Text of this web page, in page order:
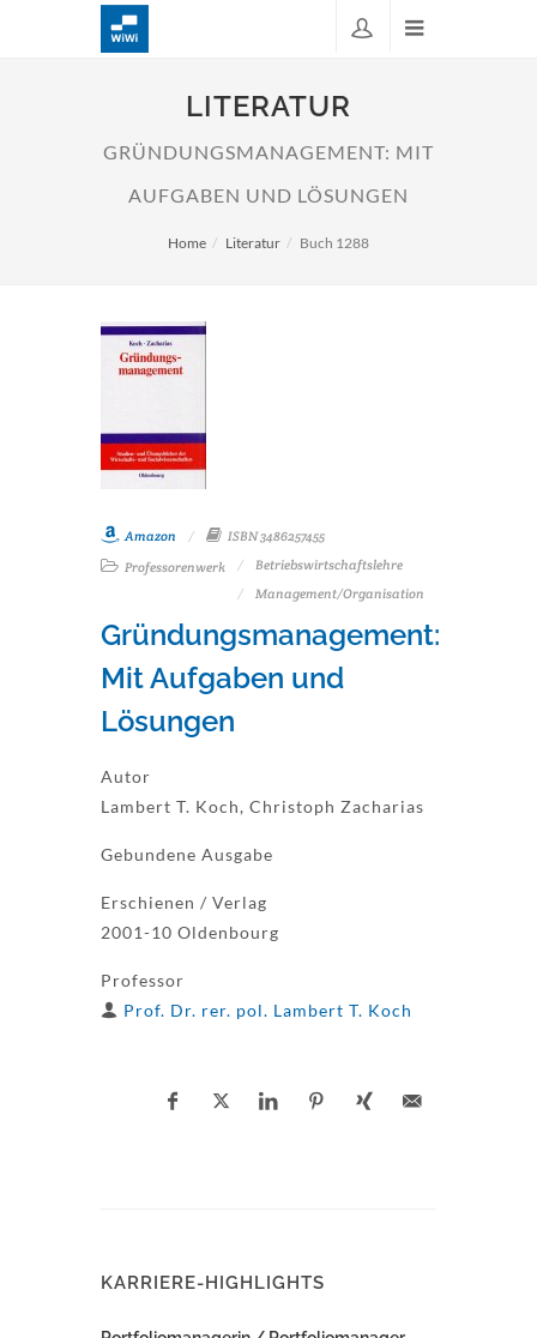
LITERATUR
GRÜNDUNGSMANAGEMENT: MIT
AUFGABEN UND LÖSUNGEN
Home Literatur Buch 1288
Amazon
ISBN 3486257455
Professorenwerk
Betriebswirtschaftslehre
Management/Organisation
Gründungsmanagement:
Mit Aufgaben und
Lösungen
Autor
Lambert T. Koch, Christoph Zacharias
Gebundene Ausgabe
Erschienen / Verlag
2001-10 Oldenbourg
Professor
Prof. Dr. rer. pol. Lambert T. Koch
KARRIERE-HIGHLIGHTS